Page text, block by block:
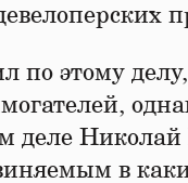
по этому
деле
в